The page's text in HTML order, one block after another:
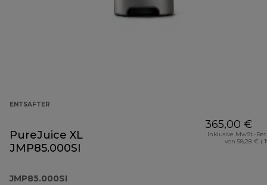
ENTSAFTER
PureJuice XL
JMP85.000SI
JMP85.000SI
365,00 €
Inklusive MwSt.-
von 58,28 € (